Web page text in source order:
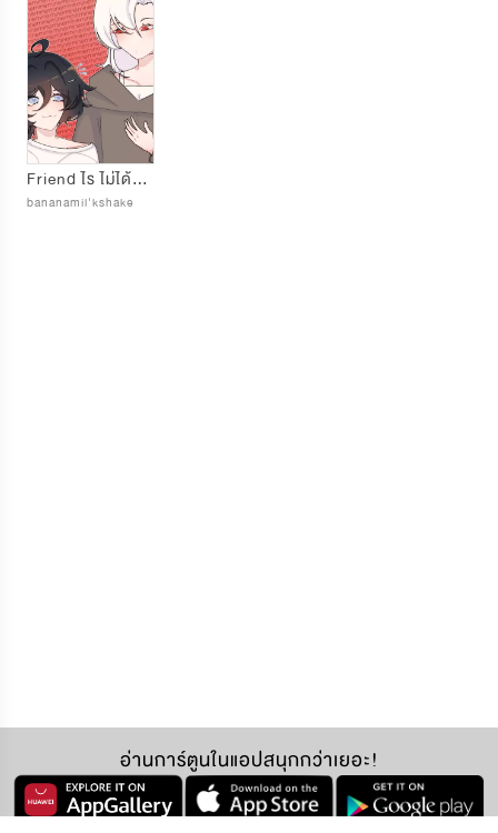
Friend ไร ไม่ได้อยากเป็น
bananamil'kshake
อ่านการ์ตูนในแอปสนุกกว่าเยอะ!